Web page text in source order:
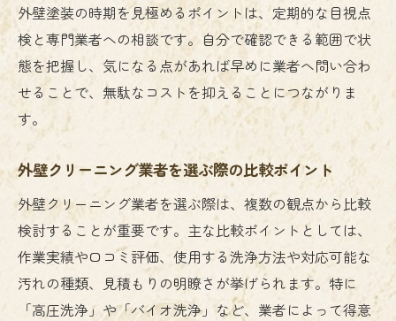
外壁塗装とクリーニング費用節約の実践テ
クニック
見積もり比較で外壁塗装の無駄を省く方法
外壁塗装費用を抑えるタイミングと依頼の
外壁クリーニング業者選びでコスト削減を
外壁塗装の費用相場を知り賢く依頼する方
自分でできる外壁掃除の安全な方法とは
外壁掃除ブラシを活用した安全な清掃手順
外壁塗装の時期を見極めるポイントは、定期的な目視点
検と専門業者への相談です。自分で確認できる範囲で状
態を把握し、気になる点があれば早めに業者へ問い合わ
せることで、無駄なコストを抑えることにつながりま
す。
外壁クリーニング業者を選ぶ際の比較ポイント
外壁クリーニング業者を選ぶ際は、複数の観点から比較
検討することが重要です。主な比較ポイントとしては、
作業実績や口コミ評価、使用する洗浄方法や対応可能な
汚れの種類、見積もりの明瞭さが挙げられます。特に
「高圧洗浄」や「バイオ洗浄」など、業者によって得意